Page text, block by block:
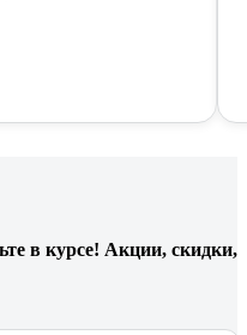
в курсе! Акции, скидки,